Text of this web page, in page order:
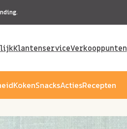
KlantenserviceVerkooppunten
KokenSnacksActiesRecepten